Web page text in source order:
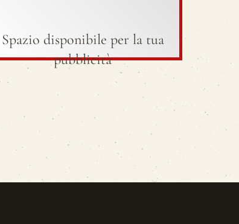
Spazio disponibile per la tua
pubblicità